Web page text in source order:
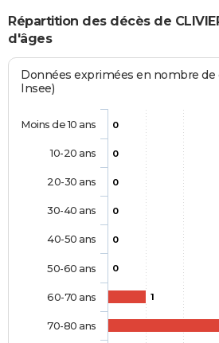
Répartition des décès de
d'âges
Données exprimées en nombre de
Insee)
0
0
0
0
0
0
1
Moins de 10 ans
10-20 ans
20-30 ans
30-40 ans
40-50 ans
50-60 ans
60-70 ans
70-80 ans